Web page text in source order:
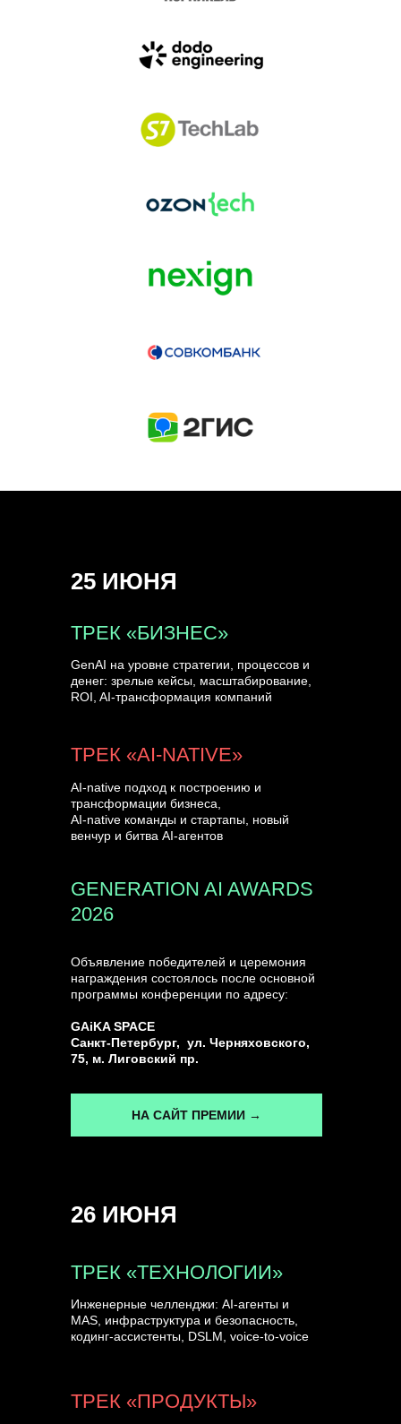
Объявление победителей и церемония
награждения состоялось после основной
программы конференции по адресу:
GAiKA SPACE
Санкт-Петербург, ул. Черняховского,
75, м. Лиговский пр.
ТРЕК «БИЗНЕС»
GENERATION AI AWARDS
2026
GenAI на уровне стратегии, процессов и
денег: зрелые кейсы, масштабирование,
ROI, AI-трансформация компаний
AI-native подход к построению и
трансформации бизнеса,
AI-native команды и стартапы, новый
венчур и битва AI-агентов
ТРЕК «AI-NATIVE»
25 ИЮНЯ
26 ИЮНЯ
ТРЕК «ПРОДУКТЫ»
Инженерные челленджи: AI-агенты и
MAS, инфраструктура и безопасность,
кодинг-ассистенты, DSLM, voice-to-voice
ТРЕК «ТЕХНОЛОГИИ»
НА САЙТ ПРЕМИИ →
CONVERSATIONS